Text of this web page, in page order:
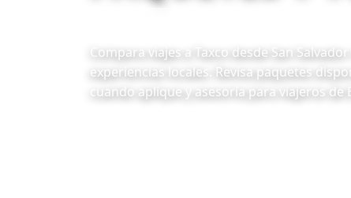
Compara viajes a Taxco desde San
experiencias locales. Revisa paquetes
cuando aplique y asesoría para viajeros de